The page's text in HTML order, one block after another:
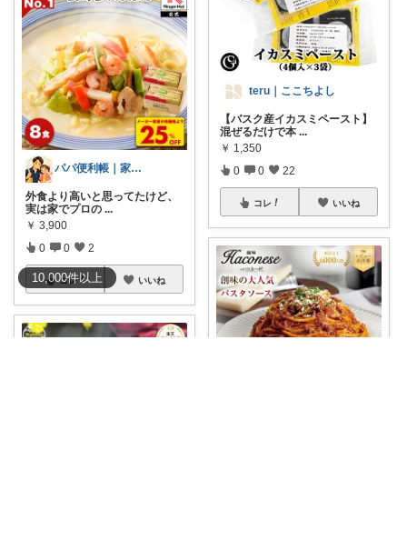
10,000件以上
パパ便利帳｜家族のお買い物日記
外食より高いと思ってたけど、
実は家でプロの ...
￥ 3,900
0 0 2
コレ いいね
teru｜ここちよし
【バスク産イカスミペースト】
混ぜるだけで本 ...
￥ 1,350
0 0 22
コレ いいね